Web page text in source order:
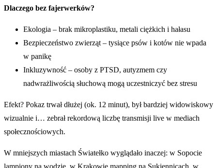
Dlaczego bez fajerwerków?
Ekologia – brak mikroplastiku, metali ciężkich i hałasu
Bezpieczeństwo zwierząt – tysiące psów i kotów nie wpada
w panikę
Inkluzywność – osoby z PTSD, autyzmem czy
nadwrażliwością słuchową mogą uczestniczyć bez stresu
Efekt? Pokaz trwał dłużej (ok. 12 minut), był bardziej widowiskowy
wizualnie i… zebrał rekordową liczbę transmisji live w mediach
społecznościowych.
W mniejszych miastach Światełko wyglądało inaczej: w Sopocie